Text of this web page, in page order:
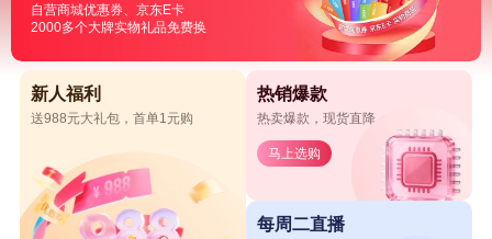
自营商城优惠券、京东E卡
2000多个大牌实物礼品免费换
新人福利
送988元大礼包，首单1元购
热销爆款
热卖爆款，现货直降
马上选购
每周二直播